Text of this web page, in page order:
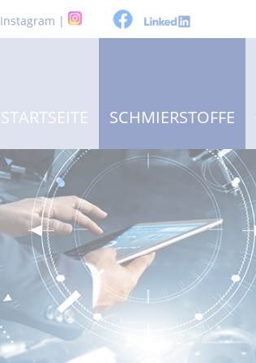
STARTSEITE SCHMIERSTOFFE
Instagram |